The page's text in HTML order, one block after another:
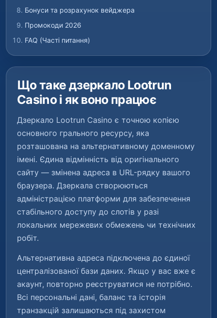
Бонуси та розрахунок вейджера
Промокоди 2026
FAQ (Часті питання)
Що таке дзеркало Lootrun
Casino і як воно працює
Дзеркало Lootrun Casino є точною копією
основного грального ресурсу, яка
розташована на альтернативному доменному
імені. Єдина відмінність від оригінального
сайту — змінена адреса в URL-рядку вашого
браузера. Дзеркала створюються
адміністрацією платформи для забезпечення
стабільного доступу до слотів у разі
локальних мережевих обмежень чи технічних
робіт.
Альтернативна адреса підключена до єдиної
централізованої бази даних. Якщо у вас вже є
акаунт, повторно реєструватися не потрібно.
Всі персональні дані, баланс та історія
транзакцій залишаються під захистом